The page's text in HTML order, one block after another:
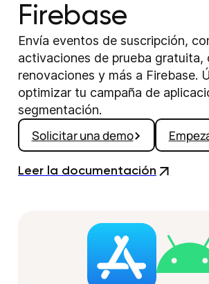
Firebase
Envía eventos de suscripción,
activaciones de prueba gratuita,
renovaciones y más a Firebase.
optimizar tu campaña de
segmentación.
Solicitar una demo
Leer la documentación